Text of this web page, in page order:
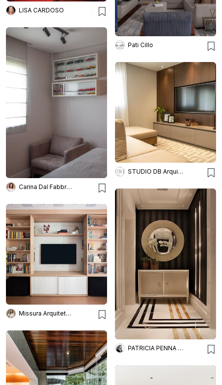
LISA CARDOSO
Pati Cillo
Carina Dal Fabbro Arquitetura
STUDIO DB Arquitetura e Interiores
PATRICIA PENNA ARQUITETURA
Missura Arquitetura